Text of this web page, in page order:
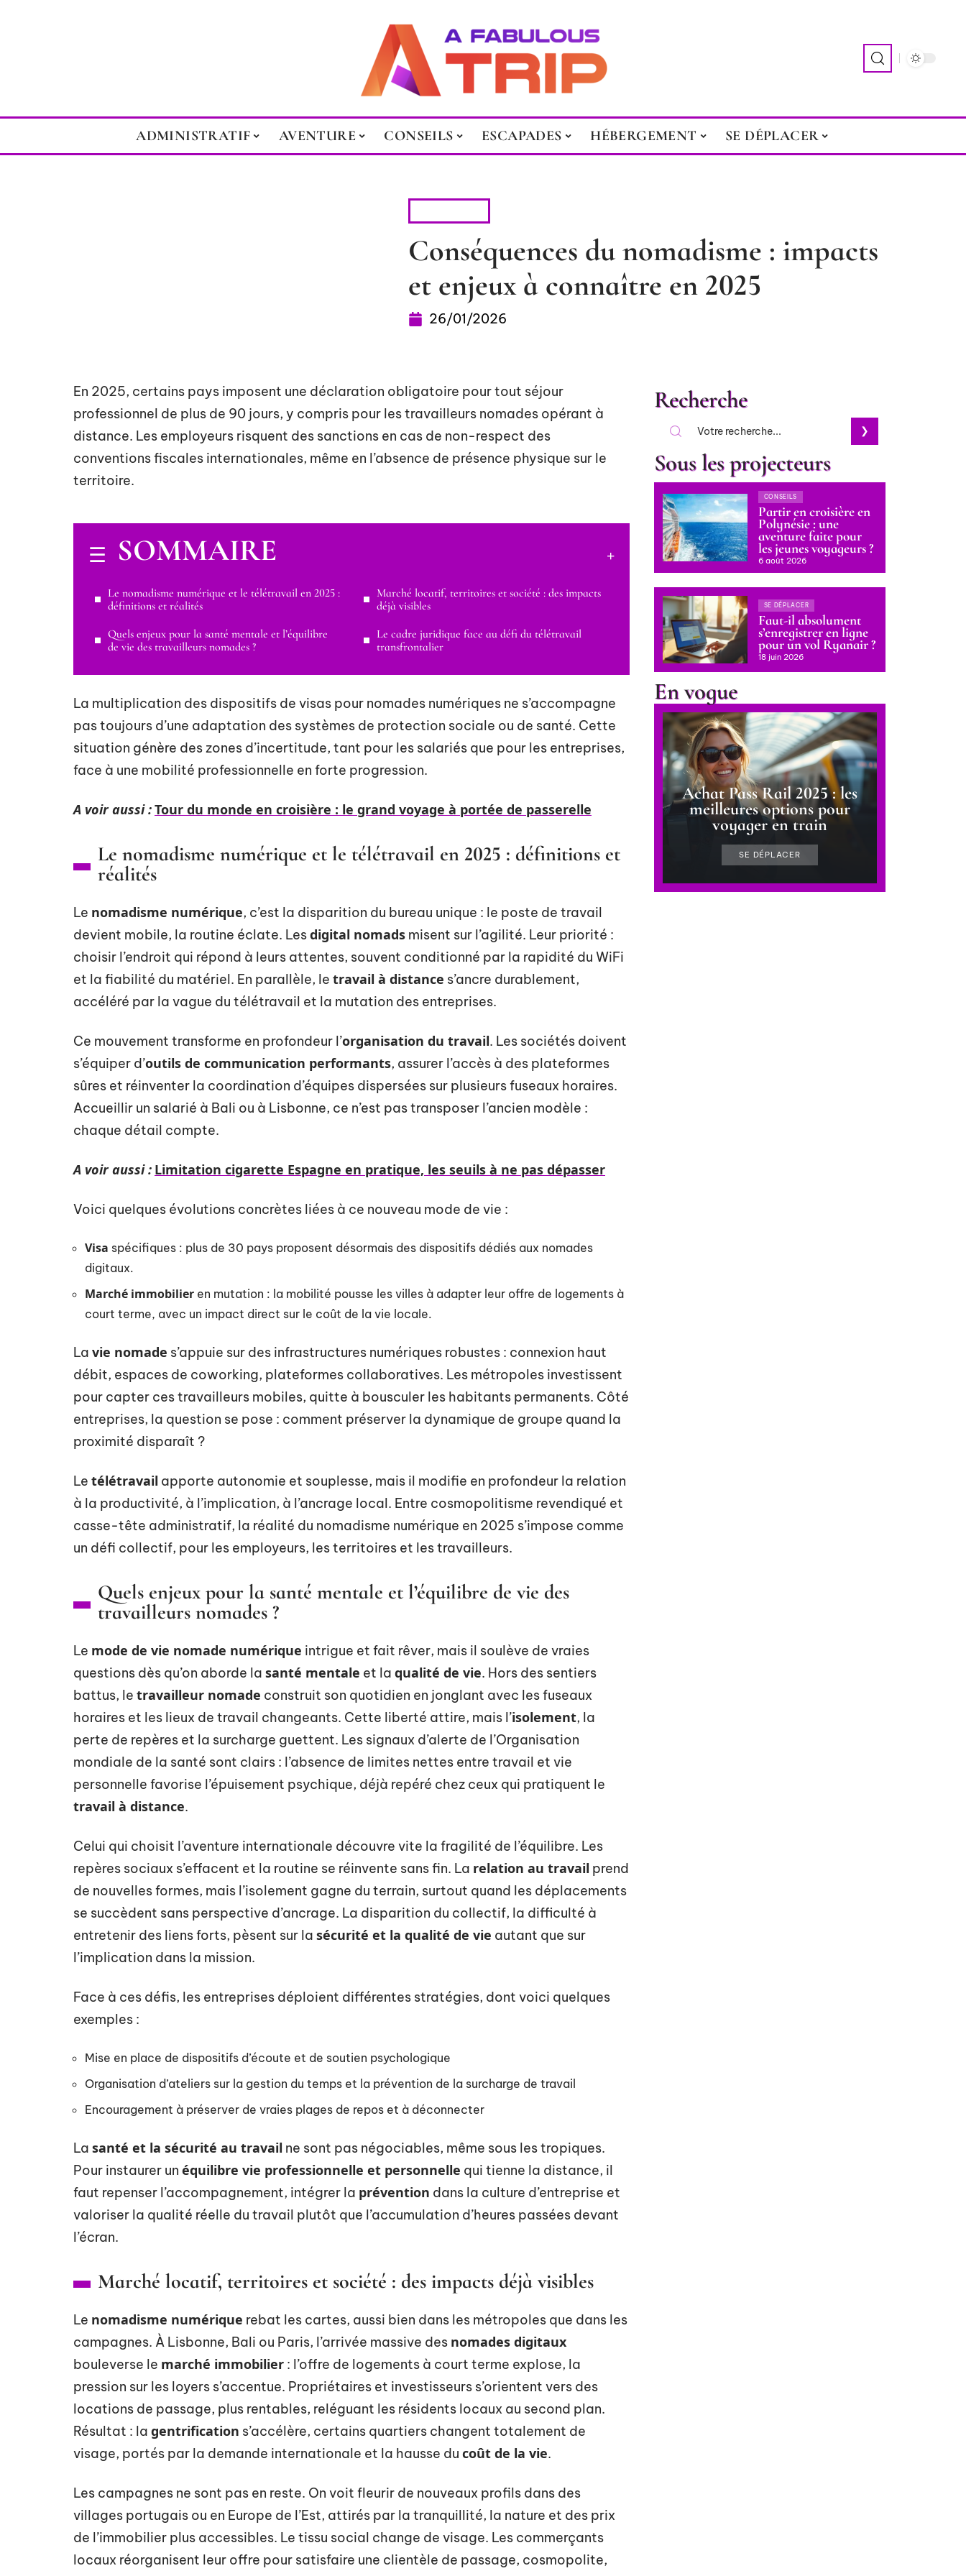
ADMINISTRATIF AVENTURE CONSEILS ESCAPADES HÉBERGEMENT SE DÉPLACER
Conséquences du nomadisme : impacts
et enjeux à connaître en 2025
26/01/2026
En 2025, certains pays imposent une déclaration obligatoire pour tout séjour
professionnel de plus de 90 jours, y compris pour les travailleurs nomades opérant à
distance. Les employeurs risquent des sanctions en cas de non-respect des
conventions fiscales internationales, même en l’absence de présence physique sur le
territoire.
SOMMAIRE
Le nomadisme numérique et le télétravail en 2025 :
définitions et réalités
Quels enjeux pour la santé mentale et l’équilibre
de vie des travailleurs nomades ?
Marché locatif, territoires et société : des impacts
déjà visibles
Le cadre juridique face au défi du télétravail
transfrontalier
La multiplication des dispositifs de visas pour nomades numériques ne s’accompagne
pas toujours d’une adaptation des systèmes de protection sociale ou de santé. Cette
situation génère des zones d’incertitude, tant pour les salariés que pour les entreprises,
face à une mobilité professionnelle en forte progression.
A voir aussi :Tour du monde en croisière : le grand voyage à portée de passerelle
Le nomadisme numérique et le télétravail en 2025 : définitions et
réalités
Le nomadisme numérique, c’est la disparition du bureau unique : le poste de travail
devient mobile, la routine éclate. Lesdigital nomads misent sur l’agilité. Leur priorité :
choisir l’endroit qui répond à leurs attentes, souvent conditionné par la rapidité du WiFi
et la fiabilité du matériel. En parallèle, le travail à distance s’ancre durablement,
accéléré par la vague du télétravail et la mutation des entreprises.
Ce mouvement transforme en profondeur l’organisation du travail. Les sociétés doivent
s’équiper d’outils de communication performants, assurer l’accès à des plateformes
sûres et réinventer la coordination d’équipes dispersées sur plusieurs fuseaux horaires.
Accueillir un salarié à Bali ou à Lisbonne, ce n’est pas transposer l’ancien modèle :
chaque détail compte.
A voir aussi : Limitation cigarette Espagne en pratique, les seuils à ne pas dépasser
Voici quelques évolutions concrètes liées à ce nouveau mode de vie :
Visa spécifiques : plus de 30 pays proposent désormais des dispositifs dédiés aux nomades
digitaux.
Marché immobilier en mutation : la mobilité pousse les villes à adapter leur offre de logements à
court terme, avec un impact direct sur le coût de la vie locale.
La vie nomade s’appuie sur des infrastructures numériques robustes : connexion haut
débit, espaces de coworking, plateformes collaboratives. Les métropoles investissent
pour capter ces travailleurs mobiles, quitte à bousculer les habitants permanents. Côté
entreprises, la question se pose : comment préserver la dynamique de groupe quand la
proximité disparaît ?
Le télétravail apporte autonomie et souplesse, mais il modifie en profondeur la relation
à la productivité, à l’implication, à l’ancrage local. Entre cosmopolitisme revendiqué et
casse-tête administratif, la réalité du nomadisme numérique en 2025 s’impose comme
un défi collectif, pour les employeurs, les territoires et les travailleurs.
Quels enjeux pour la santé mentale et l’équilibre de vie des
travailleurs nomades ?
Le mode de vie nomade numérique intrigue et fait rêver, mais il soulève de vraies
questions dès qu’on aborde la santé mentale et la qualité de vie. Hors des sentiers
battus, le travailleur nomade construit son quotidien en jonglant avec les fuseaux
horaires et les lieux de travail changeants. Cette liberté attire, mais l’isolement, la
perte de repères et la surcharge guettent. Les signaux d’alerte de l’Organisation
mondiale de la santé sont clairs : l’absence de limites nettes entre travail et vie
personnelle favorise l’épuisement psychique, déjà repéré chez ceux qui pratiquent le
travail à distance.
Celui qui choisit l’aventure internationale découvre vite la fragilité de l’équilibre. Les
repères sociaux s’effacent et la routine se réinvente sans fin. La relation au travail prend
de nouvelles formes, mais l’isolement gagne du terrain, surtout quand les déplacements
se succèdent sans perspective d’ancrage. La disparition du collectif, la difficulté à
entretenir des liens forts, pèsent sur la sécurité et la qualité de vie autant que sur
l’implication dans la mission.
Face à ces défis, les entreprises déploient différentes stratégies, dont voici quelques
exemples :
Mise en place de dispositifs d’écoute et de soutien psychologique
Organisation d’ateliers sur la gestion du temps et la prévention de la surcharge de travail
Encouragement à préserver de vraies plages de repos et à déconnecter
La santé et la sécurité au travail ne sont pas négociables, même sous les tropiques.
Pour instaurer un équilibre vie professionnelle et personnelle qui tienne la distance, il
faut repenser l’accompagnement, intégrer la prévention dans la culture d’entreprise et
valoriser la qualité réelle du travail plutôt que l’accumulation d’heures passées devant
l’écran.
Marché locatif, territoires et société : des impacts déjà visibles
Le nomadisme numérique rebat les cartes, aussi bien dans les métropoles que dans les
campagnes. À Lisbonne, Bali ou Paris, l’arrivée massive des nomades digitaux
bouleverse le marché immobilier : l’offre de logements à court terme explose, la
pression sur les loyers s’accentue. Propriétaires et investisseurs s’orientent vers des
locations de passage, plus rentables, reléguant les résidents locaux au second plan.
Résultat : la gentrification s’accélère, certains quartiers changent totalement de
visage, portés par la demande internationale et la hausse du coût de la vie.
Les campagnes ne sont pas en reste. On voit fleurir de nouveaux profils dans des
villages portugais ou en Europe de l’Est, attirés par la tranquillité, la nature et des prix
de l’immobilier plus accessibles. Le tissu social change de visage. Les commerçants
locaux réorganisent leur offre pour satisfaire une clientèle de passage, cosmopolite,
Recherche
Sous les projecteurs
CONSEILS
Partir en croisière en
Polynésie : une
aventure faite pour
les jeunes voyageurs ?
6 août 2026
SE DÉPLACER
Faut-il absolument
s’enregistrer en ligne
pour un vol Ryanair ?
18 juin 2026
En vogue
Achat Pass Rail 2025 : les
meilleures options pour
voyager en train
SE DÉPLACER